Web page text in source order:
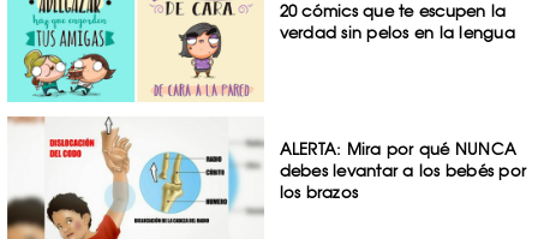
20 cómics que te escupen la
verdad sin pelos en la lengua
ALERTA: Mira por qué NUNCA
debes levantar a los bebés por
los brazos